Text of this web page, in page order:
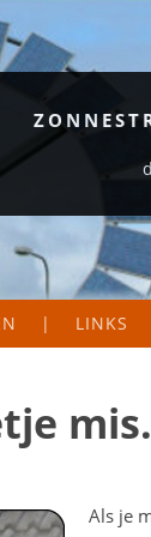
EN LOGGERS
VAN MIJN
LINKS
Als je